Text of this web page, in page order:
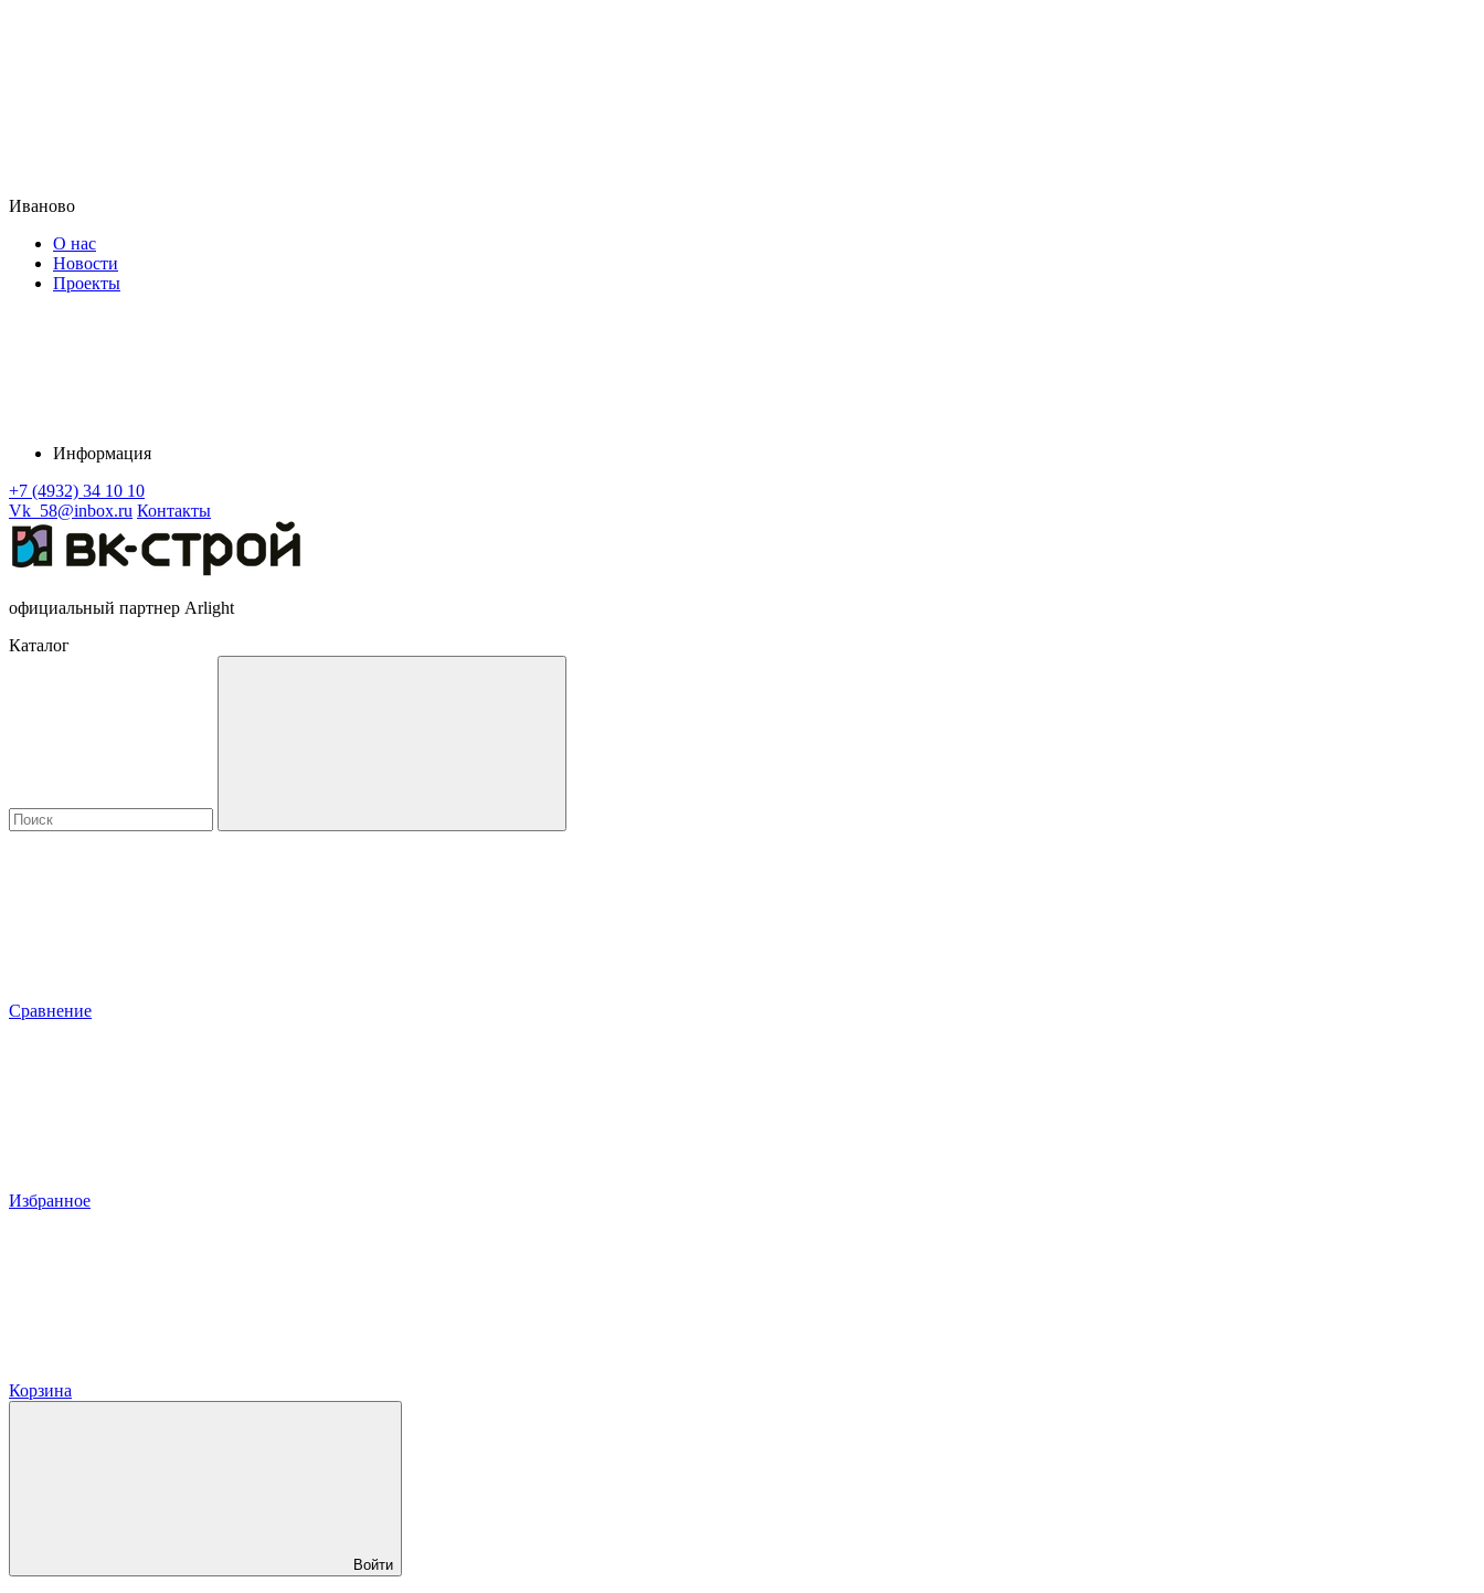
Иваново
О нас
Новости
Проекты
Информация
+7 (4932) 34 10 10
Vk_58@inbox.ru Контакты
официальный партнер Arlight
Каталог
Сравнение
Избранное
Корзина
Войти